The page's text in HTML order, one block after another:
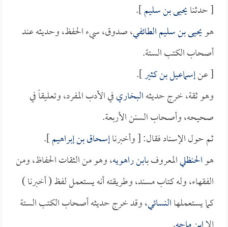
[ حدثنايحيى بن سليم].
هويحيى بن سليم الطائفي، صدوق، سيء الحفظ، وحديثه عند
أصحاب الكتب الستة.
[ عنإسماعيل بن كثير].
وهو ثقة، خرج حديثهالبخاريفي الأدب المفرد، وتعليقاً في
صحيحه، وأصحاب السنن الأربعة.
ثم حول الإسناد فقال: [ وأخبرناإسحاق بن إبراهيم].
هوالحنظليالمعروف بابن راهويه، وهو من الثقات الحفاظ، ومن
الفقهاء، وله كتاب مسند، وطريقته أنه يستعمل لفظ ( أخبرنا )
كما يستعملهاالنسائي، وقد خرج حديثه أصحاب الكتب الستة